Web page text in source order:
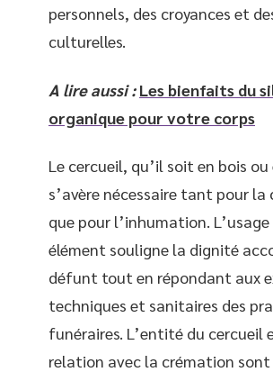
personnels, des croyances et
culturelles.
A lire aussi : Les bienfaits du
organique pour votre corps
Le cercueil, qu’il soit en bois
s’avère nécessaire tant pour
que pour l’inhumation.
élément souligne la dignité
défunt tout en répondant aux
techniques et sanitaires des
funéraires. L’entité du cercueil
relation avec la crémation sont